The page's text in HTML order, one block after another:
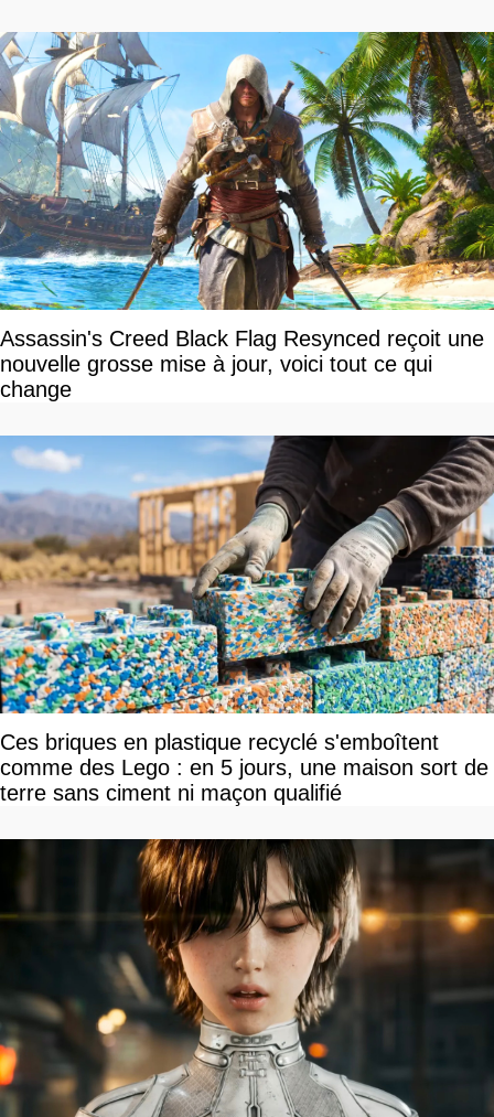
Assassin's Creed Black Flag Resynced reçoit une
nouvelle grosse mise à jour, voici tout ce qui
change
Ces briques en plastique recyclé s'emboîtent
comme des Lego : en 5 jours, une maison sort de
terre sans ciment ni maçon qualifié